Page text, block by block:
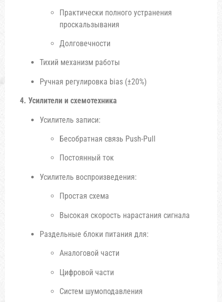
Практически полного устранения
проскальзывания
Долговечности
Тихий механизм работы
Ручная регулировка bias (±20%)
4. Усилители и схемотехника
Усилитель записи:
Бесобратная связь Push-Pull
Постоянный ток
Усилитель воспроизведения:
Простая схема
Высокая скорость нарастания сигнала
Раздельные блоки питания для:
Аналоговой части
Цифровой части
Систем шумоподавления